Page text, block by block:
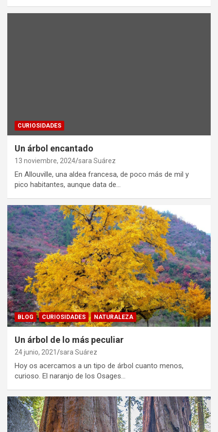
CURIOSIDADES
Un árbol encantado
13 noviembre, 2024 sara Suárez
En Allouville, una aldea francesa, de poco más de mil y
pico habitantes, aunque data de…
BLOG CURIOSIDADES NATURALEZA
Un árbol de lo más peculiar
24 junio, 2021 sara Suárez
Hoy os acercamos a un tipo de árbol cuanto menos,
curioso. El naranjo de los Osages…